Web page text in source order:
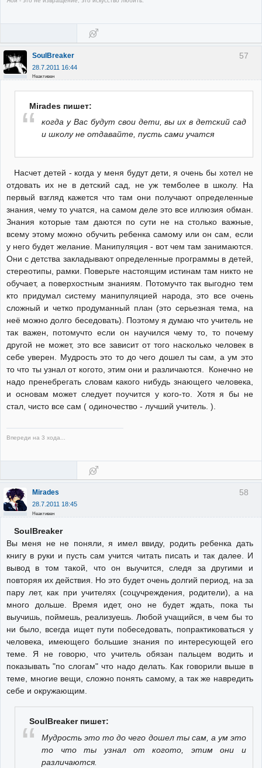
57
SoulBreaker
28.7.2011 16:44
Неактивен
Mirades пишет:
когда у Вас будут свои дети, вы их в детский сад
и школу не отдавайте, пусть сами учатся
Насчет детей - когда у меня будут дети, я очень бы хотел не
отдовать их не в детский сад, не уж темболее в школу. На
первый взгляд кажется что там они получают определенные
знания, чему то учатся, на самом деле это все иллюзия обман.
Знания которые там даются по сути не на столько важные,
всему этому можно обучить ребенка самому или он сам, если
у него будет желание. Манипуляция - вот чем там занимаются.
Они с детства закладывают определенные программы в детей,
стереотипы, рамки. Поверьте настоящим истинам там никто не
обучает, а поверхостным знаниям. Потомучто так выгодно тем
кто придумал систему манипуляцией народа, это все очень
сложный и четко продуманный план (это серьезная тема, на
неё можно долго беседовать). Поэтому я думаю что учитель не
так важен, потомучто если он научился чему то, то почему
другой не может, это все зависит от того насколько человек в
себе уверен. Мудрость это то до чего дошел ты сам, а ум это
то что ты узнал от когото, этим они и различаются. Конечно не
надо пренебрегать словам какого нибудь знающего человека,
и основам может следует поучится у кого-то. Хотя я бы не
стал, чисто все сам ( одиночество - лучший учитель. ).
Впереди на 3 хода...
58
Mirades
28.7.2011 18:45
Неактивен
SoulBreaker
Вы меня не не поняли, я имел ввиду, родить ребенка дать
книгу в руки и пусть сам учится читать писать и так далее. И
вывод в том такой, что он выучится, следя за другими и
повторяя их действия. Но это будет очень долгий период, на за
пару лет, как при учителях (соцучреждения, родители), а на
много дольше. Время идет, оно не будет ждать, пока ты
выучишь, поймешь, реализуешь. Любой учащийся, в чем бы то
ни было, всегда ищет пути побеседовать, попрактиковаться у
человека, имеющего большие знания по интересующей его
теме. Я не говорю, что учитель обязан пальцем водить и
показывать "по слогам" что надо делать. Как говорили выше в
теме, многие вещи, сложно понять самому, а так же навредить
себе и окружающим.
SoulBreaker пишет:
Мудрость это то до чего дошел ты сам, а ум это
то что ты узнал от когото, этим они и
различаются.